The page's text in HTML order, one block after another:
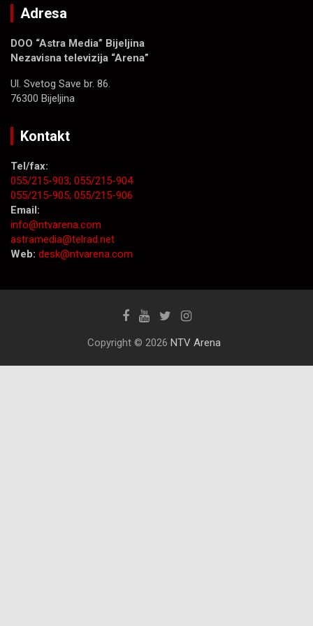
Adresa
DOO “Astra Media” Bijeljina
Nezavisna televizija “Arena”
Ul. Svetog Save br. 86.
76300 Bijeljina
Kontakt
Tel/fax:
055/215-903; 055/215-904
055/215-905; 055/215-906
Email:
info@ntvarena.com
astramedia@telrad.net
Web: desk@ntvarena.com
Copyright © 2026 NTV Arena